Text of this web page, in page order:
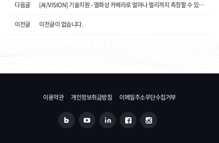
다음글 [AI/VISION] 기술지원 - 열화상 카메라로 얼마나 멀리까지 측정할 수 있나요?
이전글 이전글이 없습니다.
이용약관 개인정보취급방침 이메일주소무단수집거부